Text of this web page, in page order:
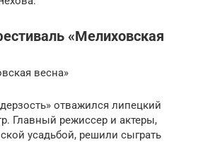
«Мелиховская
весна»
отважился липецкий
Главный режиссер и актеры,
усадьбой, решили сыграть